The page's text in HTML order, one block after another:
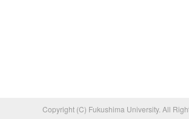
Copyright (C) Fukushima University. All